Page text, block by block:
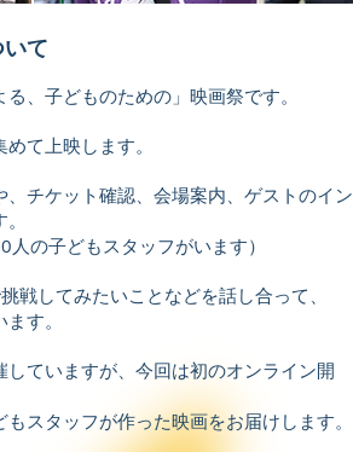
て
、子どものための」映画祭です。
て上映します。
チケット確認、会場案内、ゲストのイン
人の子どもスタッフがいます）
戦してみたいことなどを話し合って、
す。
ていますが、今回は初のオンライン開
スタッフが作った映画をお届けします。